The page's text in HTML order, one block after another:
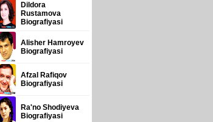
Dildora
Rustamova
Biografiyasi
Alisher Hamroyev
Biografiyasi
Afzal Rafiqov
Biografiyasi
Ra'no Shodiyeva
Biografiyasi